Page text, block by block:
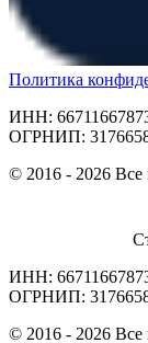
Политика
ИНН:
ОГРНИП:
© 2016 - 2026
ИНН:
ОГРНИП:
© 2016 - 2026